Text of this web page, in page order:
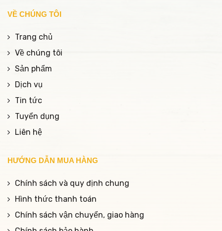
VỀ CHÚNG TÔI
Trang chủ
Về chúng tôi
Sản phẩm
Dịch vụ
Tin tức
Tuyển dụng
Liên hệ
HƯỚNG DẪN MUA HÀNG
Chính sách và quy định chung
Hình thức thanh toán
Chính sách vận chuyển, giao hàng